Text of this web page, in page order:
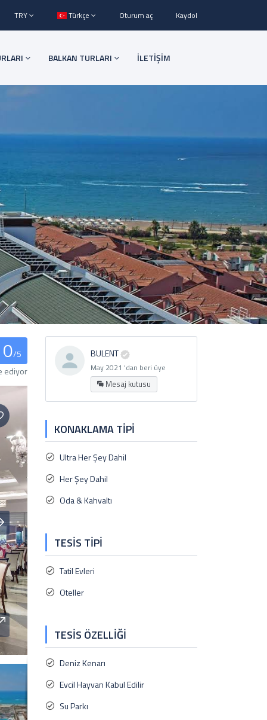
TRY Türkçe Oturum aç Kaydol
BALKAN TURLARI İLETİŞİM
0/5
ediyor
BULENT
May 2021 'dan beri üye
Mesaj kutusu
KONAKLAMA TIPI
Ultra Her Şey Dahil
Her Şey Dahil
Oda & Kahvaltı
TESIS TIPI
Tatil Evleri
Oteller
TESIS ÖZELLIĞI
Deniz Kenarı
Evcil Hayvan Kabul Edilir
Su Parkı